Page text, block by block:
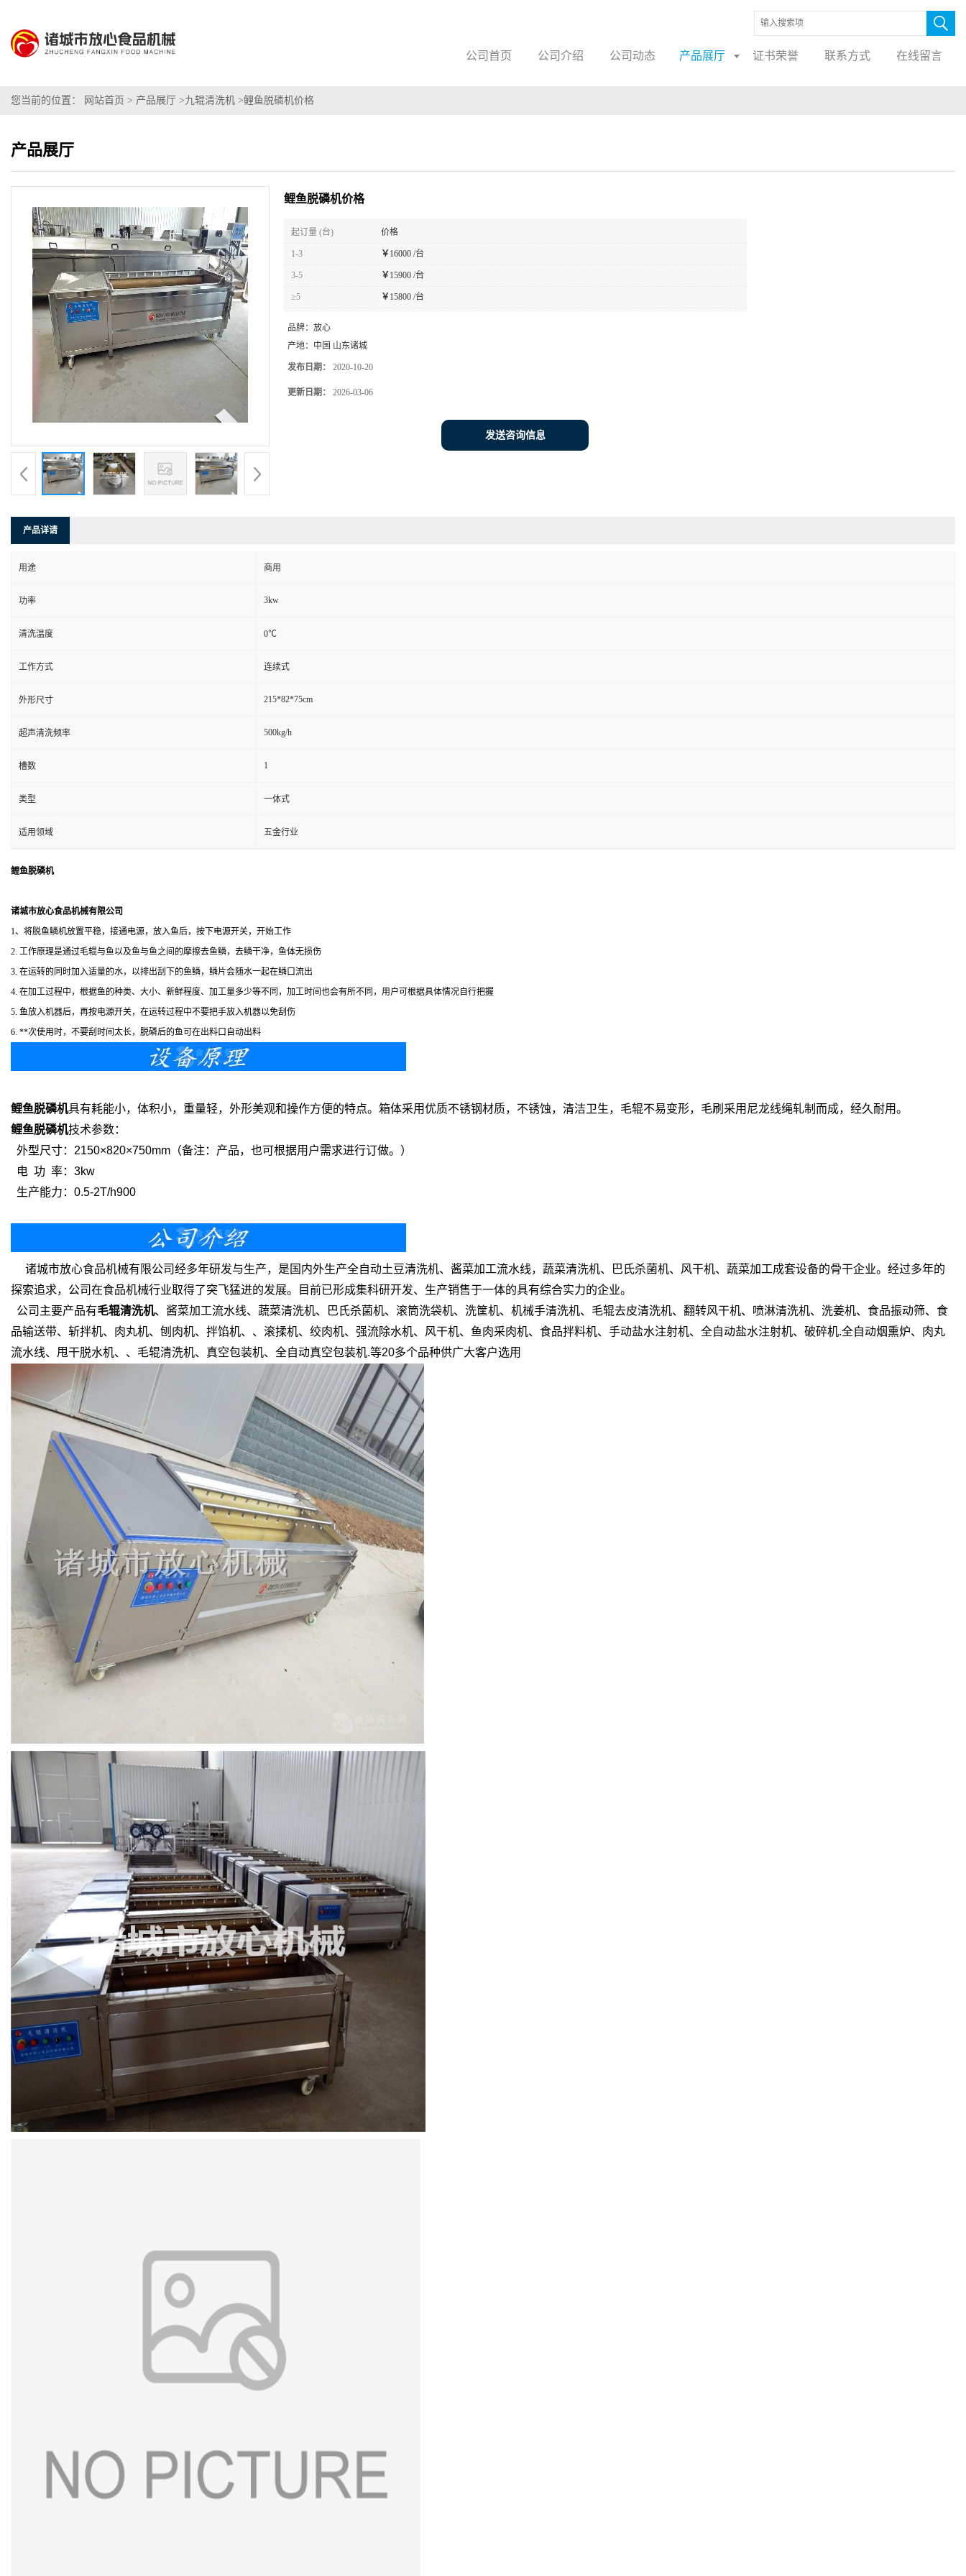
公司首页 公司介绍 公司动态 产品展厅 证书荣誉 联系方式 在线留言
您当前的位置： 网站首页 > 产品展厅 >九辊清洗机 >鲤鱼脱磷机价格
产品展厅
鲤鱼脱磷机价格
起订量 (台) 价格
1-3 ￥ 16000 /台
3-5 ￥ 15900 /台
≥5 ￥ 15800 /台
品牌： 放心
产地： 中国 山东诸城
发布日期： 2020-10-20
更新日期： 2026-03-06
发送咨询信息
产品详请
用途 商用
功率 3kw
清洗温度 0℃
工作方式 连续式
外形尺寸 215*82*75cm
超声清洗频率 500kg/h
槽数 1
类型 一体式
适用领域 五金行业
鲤鱼脱磷机
诸城市放心食品机械有限公司
1、将脱鱼鳞机放置平稳，接通电源，放入鱼后，按下电源开关，开始工作
2. 工作原理是通过毛辊与鱼以及鱼与鱼之间的摩擦去鱼鳞，去鳞干净，鱼体无损伤
3. 在运转的同时加入适量的水，以排出刮下的鱼鳞，鳞片会随水一起在鳞口流出
4. 在加工过程中，根据鱼的种类、大小、新鲜程度、加工量多少等不同，加工时间也会有所不同，用户可根据具体情况自行把握
5. 鱼放入机器后，再按电源开关，在运转过程中不要把手放入机器以免刮伤
6. **次使用时，不要刮时间太长，脱磷后的鱼可在出料口自动出料
鲤鱼脱磷机具有耗能小，体积小，重量轻，外形美观和操作方便的特点。箱体采用优质不锈钢材质，不锈蚀，清洁卫生，毛辊不易变形，毛刷采用尼龙线绳轧制而成，经久耐用。
鲤鱼脱磷机技术参数：
外型尺寸：2150×820×750mm（备注：产品，也可根据用户需求进行订做。）
电 功 率：3kw
生产能力：0.5-2T/h900
诸城市放心食品机械有限公司经多年研发与生产，是国内外生产全自动土豆清洗机、酱菜加工流水线，蔬菜清洗机、巴氏杀菌机、风干机、蔬菜加工成套设备的骨干企业。经过多年的
探索追求，公司在食品机械行业取得了突飞猛进的发展。目前已形成集科研开发、生产销售于一体的具有综合实力的企业。
公司主要产品有毛辊清洗机、酱菜加工流水线、蔬菜清洗机、巴氏杀菌机、滚筒洗袋机、洗筐机、机械手清洗机、毛辊去皮清洗机、翻转风干机、喷淋清洗机、洗姜机、食品振动筛、食
品输送带、斩拌机、肉丸机、刨肉机、拌馅机、、滚揉机、绞肉机、强流除水机、风干机、鱼肉采肉机、食品拌料机、手动盐水注射机、全自动盐水注射机、破碎机.全自动烟熏炉、肉丸
流水线、甩干脱水机、、毛辊清洗机、真空包装机、全自动真空包装机.等20多个品种供广大客户选用